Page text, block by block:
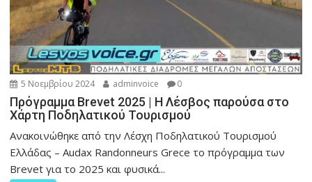
5 Νοεμβρίου 2024 adminvoice 0
Πρόγραμμα Brevet 2025 | H Λέσβος παρούσα στο
Χάρτη Ποδηλατικού Τουρισμού
Ανακοινώθηκε από την Λέσχη Ποδηλατικού Τουρισμού
Ελλάδας – Audax Randonneurs Grece το πρόγραμμα των
Brevet για το 2025 και φυσικά...